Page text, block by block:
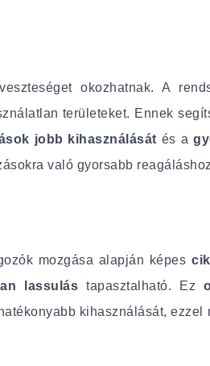
okozhatnak. A
területeket. Ennek
jobb kihasználását és a
való gyorsabb
mozgása alapján képes
lassulástapasztalható. Ez
kihasználását, ezzel